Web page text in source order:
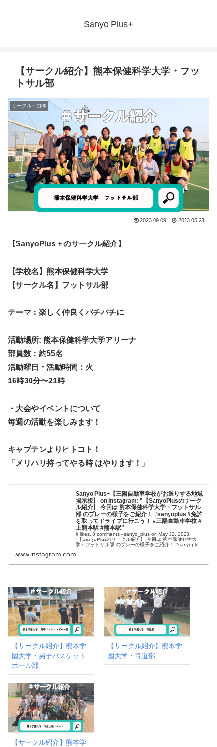
Sanyo Plus+
【サークル紹介】熊本保健科学大学・フッ
トサル部
サークル・団体
2023.09.09 2023.05.23
【SanyoPlus＋のサークル紹介】
【学校名】熊本保健科学大学
【サークル名】フットサル部
テーマ：楽しく仲良くバチバチに
活動場所: 熊本保健科学大学アリーナ
部員数：約55名
活動曜日・活動時間：火
16時30分〜21時
・大会やイベントについて
毎週の活動を楽しみます！
キャプテンよりヒトコト！
「 メリハリ持ってやる時 はやります！ 」
Sanyo Plus+【三陽自動車学校がお送りする地域
掲示板】 on Instagram: "【SanyoPlusのサーク
ル紹介】 今回は 熊本保健科学大学・フットサル
部 のプレーの様子をご紹介！ #sanyoplus #免許
を取ってドライブに行こう！ #三陽自動車学校 #
上熊本駅 #熊本駅"
6 likes, 0 comments - sanyo_plus on May 22, 2023:
"【SanyoPlusのサークル紹介】 今回は 熊本保健科学大
学・フットサル部 のプレーの様子をご紹介！ #sanyoplus
www.instagram.com
【サークル紹介】熊本学
園大学・男子バスケット
ボール部
【サークル紹介】熊本学
園大学・弓道部
【サークル紹介】熊本学